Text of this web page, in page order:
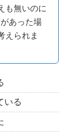
も無いのに
あった場
えられま
いる